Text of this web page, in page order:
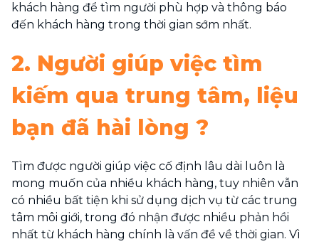
khách hàng để tìm người phù hợp và thông báo
đến khách hàng trong thời gian sớm nhất.
2. Người giúp việc tìm
kiếm qua trung tâm, liệu
bạn đã hài lòng ?
Tìm được người giúp việc cố định lâu dài luôn là
mong muốn của nhiều khách hàng, tuy nhiên vẫn
có nhiều bất tiện khi sử dụng dịch vụ từ các trung
tâm môi giới, trong đó nhận được nhiều phản hồi
nhất từ khách hàng chính là vấn đề về thời gian. Vì